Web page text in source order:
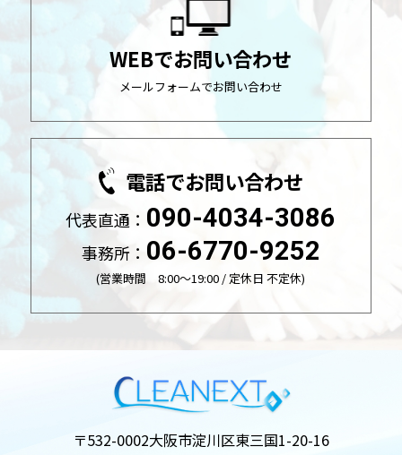
WEBでお問い合わせ
メールフォームでお問い合わせ
電話でお問い合わせ
代表直通： 090-4034-3086
事務所： 06-6770-9252
(営業時間 8:00～19:00 / 定休日 不定休)
〒532-0002大阪市淀川区東三国1-20-16